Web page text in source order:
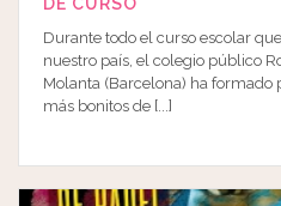
DE CURSO
Durante todo el curso escolar
nuestro país, el colegio público
Molanta (Barcelona) ha formado
más bonitos de [...]